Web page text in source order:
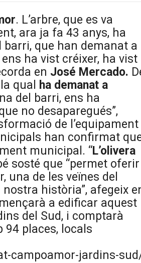
. L’arbre, que es va
ara ja fa 43 anys, ha
que han demanat a
ens ha vist créixer, ha vist
en José Mercado.
qual
ha demanat a
del barri, ens ha
no desaparegués”,
de l’equipament
han confirmat
municipal. “L’olivera
sosté que “permet oferir
una de les veïnes del
història”, afegeix
a edificar aquest
del Sud, i comptarà
places, locals
campoamor-jardins-